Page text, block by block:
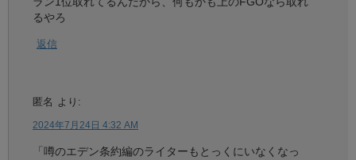
るやろ
返信
匿名 より:
2024年7月24日 4:32 AM
「噂のエデン条約編のライターもとっくにいなくなっ